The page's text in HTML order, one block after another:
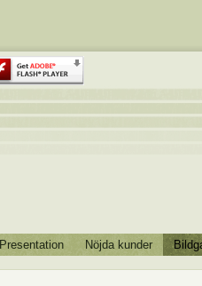
Presentation Nöjda kunder